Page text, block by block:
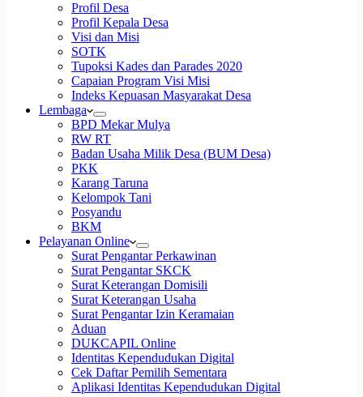
Profil Desa
Profil Kepala Desa
Visi dan Misi
SOTK
Tupoksi Kades dan Parades 2020
Capaian Program Visi Misi
Indeks Kepuasan Masyarakat Desa
Lembaga
BPD Mekar Mulya
RW RT
Badan Usaha Milik Desa (BUM Desa)
PKK
Karang Taruna
Kelompok Tani
Posyandu
BKM
Pelayanan Online
Surat Pengantar Perkawinan
Surat Pengantar SKCK
Surat Keterangan Domisili
Surat Keterangan Usaha
Surat Pengantar Izin Keramaian
Aduan
DUKCAPIL Online
Identitas Kependudukan Digital
Cek Daftar Pemilih Sementara
Aplikasi Identitas Kependudukan Digital